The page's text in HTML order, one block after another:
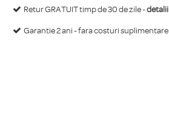
Retur GRATUIT timp de 30 de zile -detalii
Garantie 2 ani - fara costuri suplimentare